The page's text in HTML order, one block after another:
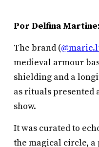
Por Delfina
The brand (
medieval armour
shielding and a
as rituals presented
show.
It was curated to
the magical circle,